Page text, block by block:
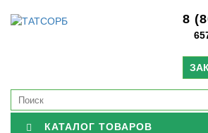
8
КАТАЛОГ ТОВАРОВ